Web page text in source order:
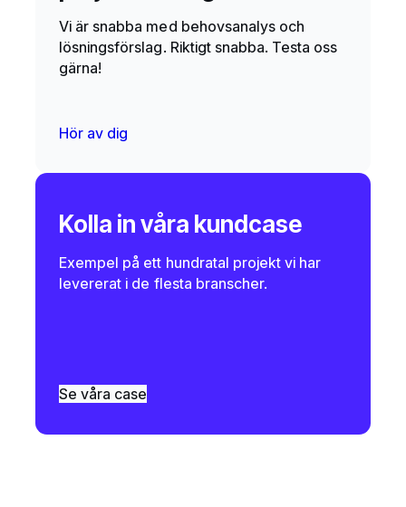
Vi är snabba med behovsanalys och
lösningsförslag. Riktigt snabba. Testa oss
gärna!
Hör av dig
Kolla in våra kundcase
Exempel på ett hundratal projekt vi har
levererat i de flesta branscher.
Se våra case